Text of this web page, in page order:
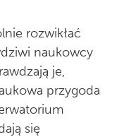
rozwikłać
naukowcy
je,
przygoda
się